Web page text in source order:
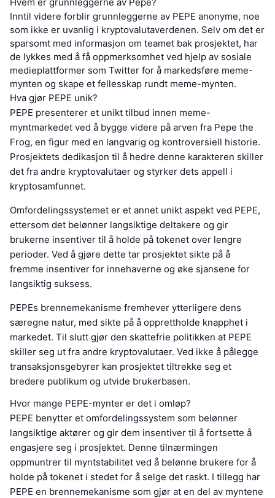
Inntil videre forblir grunnleggerne av PEPE anonyme, noe
som ikke er uvanlig i kryptovalutaverdenen. Selv om det er
sparsomt med informasjon om teamet bak prosjektet, har
de lykkes med å få oppmerksomhet ved hjelp av sosiale
medieplattformer som Twitter for å markedsføre meme-
mynten og skape et fellesskap rundt meme-mynten.
Hva gjør PEPE unik?
PEPE presenterer et unikt tilbud innen meme-
myntmarkedet ved å bygge videre på arven fra Pepe the
Frog, en figur med en langvarig og kontroversiell historie.
Prosjektets dedikasjon til å hedre denne karakteren skiller
det fra andre kryptovalutaer og styrker dets appell i
kryptosamfunnet.
Omfordelingssystemet er et annet unikt aspekt ved PEPE,
ettersom det belønner langsiktige deltakere og gir
brukerne insentiver til å holde på tokenet over lengre
perioder. Ved å gjøre dette tar prosjektet sikte på å
fremme insentiver for innehaverne og øke sjansene for
langsiktig suksess.
PEPEs brennemekanisme fremhever ytterligere dens
særegne natur, med sikte på å opprettholde knapphet i
markedet. Til slutt gjør den skattefrie politikken at PEPE
skiller seg ut fra andre kryptovalutaer. Ved ikke å pålegge
transaksjonsgebyrer kan prosjektet tiltrekke seg et
bredere publikum og utvide brukerbasen.
Hvor mange PEPE-mynter er det i omløp?
PEPE benytter et omfordelingssystem som belønner
langsiktige aktører og gir dem insentiver til å fortsette å
engasjere seg i prosjektet. Denne tilnærmingen
oppmuntrer til myntstabilitet ved å belønne brukere for å
holde på tokenet i stedet for å selge det raskt. I tillegg har
PEPE en brennemekanisme som gjør at en del av myntene